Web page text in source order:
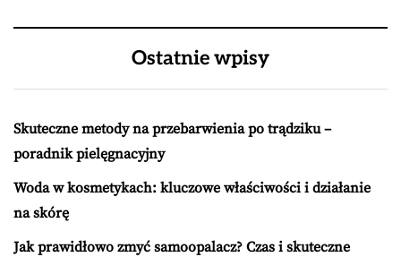
Ostatnie wpisy
Skuteczne metody na przebarwienia po trądziku –
poradnik pielęgnacyjny
Woda w kosmetykach: kluczowe właściwości i działanie
na skórę
Jak prawidłowo zmyć samoopalacz? Czas i skuteczne